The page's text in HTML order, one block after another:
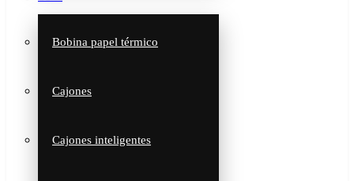
Bobina papel térmico
Cajones
Cajones inteligentes